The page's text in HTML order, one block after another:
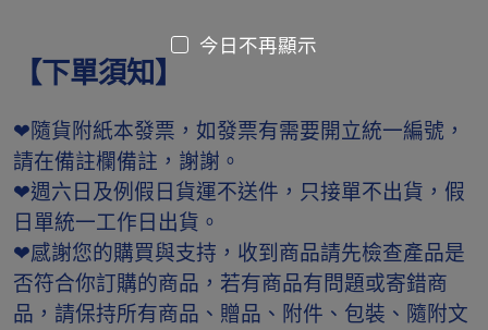
【下單須知】
❤隨貨附紙本發票，如發票有需要開立統一編號，
請在備註欄備註，謝謝。
❤週六日及例假日貨運不送件，只接單不出貨，假
日單統一工作日出貨。
❤感謝您的購買與支持，收到商品請先檢查產品是
否符合你訂購的商品，若有商品有問題或寄錯商
品，請保持所有商品、贈品、附件、包裝、隨附文
今日不再顯示